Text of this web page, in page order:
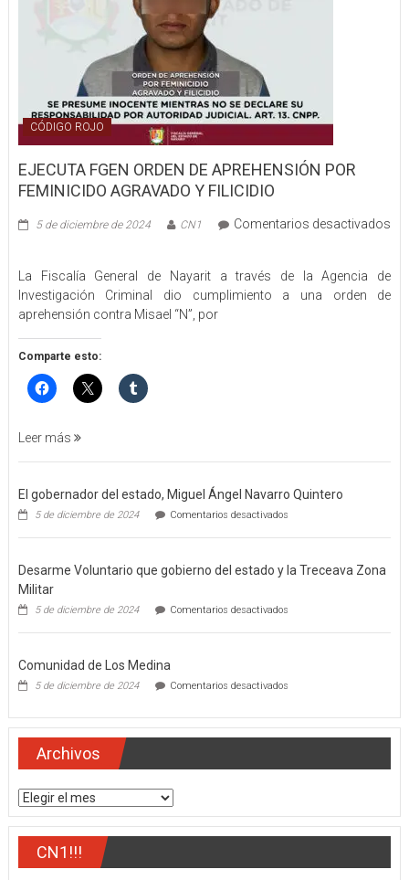
CÓDIGO ROJO
EJECUTA FGEN ORDEN DE APREHENSIÓN POR
FEMINICIDO AGRAVADO Y FILICIDIO
5 de diciembre de 2024 CN1
Comentarios desactivados
FGEN
ORDEN
DE
APREHENSIÓN
POR
FEMINICIDO
AGRAVADO
FILICIDIO
La Fiscalía General de Nayarit a través de la Agencia de
Investigación Criminal dio cumplimiento a una orden de
aprehensión contra Misael “N”, por
Comparte esto:
Leer más
El gobernador del estado, Miguel Ángel Navarro Quintero
5 de diciembre de 2024 Comentarios desactivadosen
gobernador
estado,
Navarro
Desarme Voluntario que gobierno del estado y la Treceava Zona
Militar
5 de diciembre de 2024 Comentarios desactivadosen
Voluntario
estado
la
Treceava
Comunidad de Los Medina
5 de diciembre de 2024 Comentarios desactivadosen
Los
Medina
Archivos
Archivos
CN1!!!